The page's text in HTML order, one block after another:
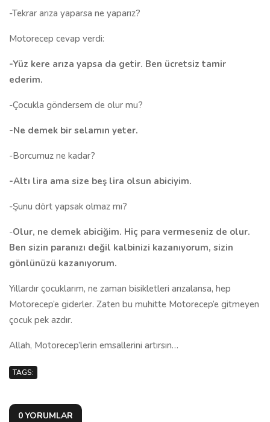
-Tekrar arıza yaparsa ne yaparız?
Motorecep cevap verdi:
-Yüz kere arıza yapsa da getir. Ben ücretsiz tamir
ederim.
-Çocukla göndersem de olur mu?
-Ne demek bir selamın yeter.
-Borcumuz ne kadar?
-Altı lira ama size beş lira olsun abiciyim.
-Şunu dört yapsak olmaz mı?
-Olur, ne demek abiciğim. Hiç para vermeseniz de olur.
Ben sizin paranızı değil kalbinizi kazanıyorum, sizin
gönlünüzü kazanıyorum.
Yıllardır çocuklarım, ne zaman bisikletleri arızalansa, hep
Motorecep’e giderler. Zaten bu muhitte Motorecep’e gitmeyen
çocuk pek azdır.
Allah, Motorecep’lerin emsallerini artırsın…
TAGS:
0 YORUMLAR